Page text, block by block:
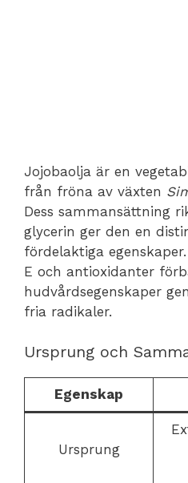
Jojobaolja är en
från fröna av växten
Dess sammansättning
glycerin ger den en
fördelaktiga
E och antioxidanter
hudvårdsegenskaper
fria radikaler.
Ursprung och
Egenskap
Ursprung